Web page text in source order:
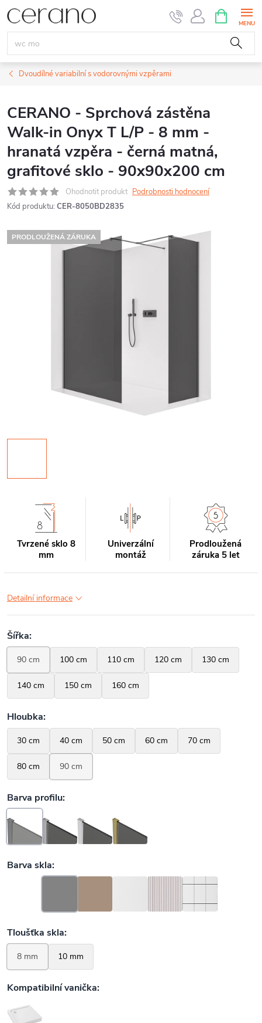
Přejít
na
obsah
NÁKUPNÍ
KOŠÍK
Dvoudílné variabilní s vodorovnými vzpěrami
CERANO - Sprchová zástěna
Walk-in Onyx T L/P - 8 mm -
hranatá vzpěra - černá matná,
grafitové sklo - 90x90x200 cm
Ohodnotit produkt Podrobnosti hodnocení
Kód produktu: CER-8050BD2835
PRODLOUŽENÁ ZÁRUKA
Tvrzené sklo 8
mm
Univerzální
montáž
Prodloužená
záruka 5 let
Detailní informace